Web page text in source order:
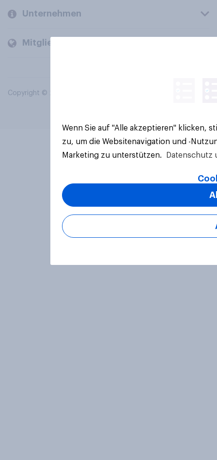
Unternehmen
Mitglieder und Kunden
Copyright © 2026 YouGov PLC. Alle Rechte vorbehalten.
Wenn Sie auf "Alle akzeptieren" klicken,
zu, um die Websitenavigation und -
Marketing zu unterstützen.
Datenschutz